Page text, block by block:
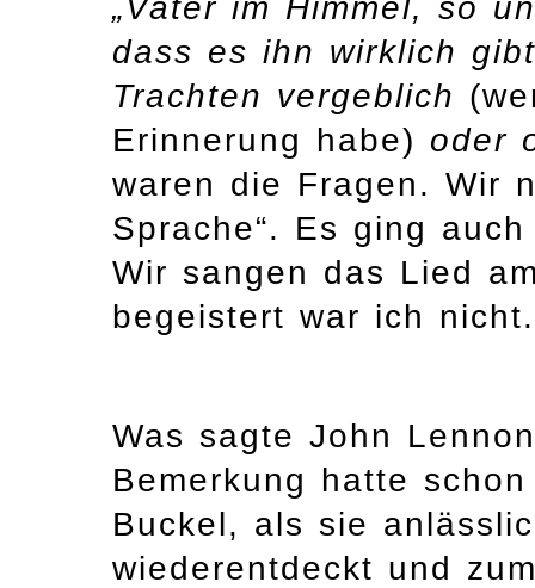
„Vater im Himmel, so
dass es ihn wirklich
Trachten vergeblich
Erinnerung habe) oder
waren die Fragen. Wir
Sprache“. Es ging
Wir sangen das Lied
begeistert war ich nicht.
Was sagte John
Bemerkung hatte
Buckel, als sie
wiederentdeckt und